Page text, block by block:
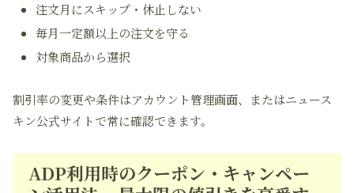
注文月にスキップ・休止しない
毎月一定額以上の注文を守る
対象商品から選択
割引率の変更や条件はアカウント管理画面、またはニュース
キン公式サイトで常に確認できます。
ADP利用時のクーポン・キャンペー